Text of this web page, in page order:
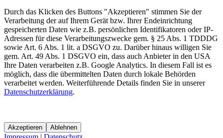
Durch das Klicken des Buttons "Akzeptieren" stimmen Sie der
Verarbeitung der auf Ihrem Gerät bzw. Ihrer Endeinrichtung
gespeicherten Daten wie z.B. persönlichen Identifikatoren oder IP-
Adressen für diese Verarbeitungszwecke gem. § 25 Abs. 1 TDDDG
sowie Art. 6 Abs. 1 lit. a DSGVO zu. Darüber hinaus willigen Sie
gem. Art. 49 Abs. 1 DSGVO ein, dass auch Anbieter in den USA
Ihre Daten verarbeiten z.B. Google Analytics. In diesem Fall ist es
möglich, dass die übermittelten Daten durch lokale Behörden
verarbeitet werden. Weiterführende Details finden Sie in unserer
Datenschutzerklärung.
Akzeptieren Ablehnen